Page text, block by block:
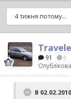
4 тижня потому...
91 0
В